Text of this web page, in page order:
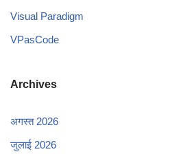
Visual Paradigm
VPasCode
Archives
अगस्त 2026
जुलाई 2026